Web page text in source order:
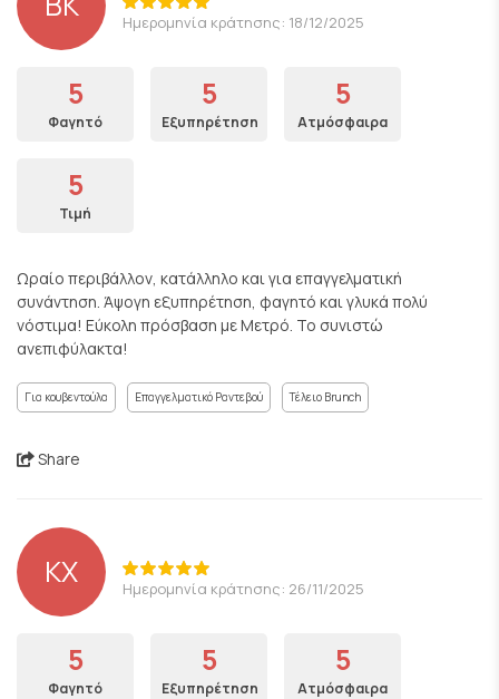
Ημερομηνία κράτησης: 18/12/2025
5
Φαγητό
5
Εξυπηρέτηση
5
Ατμόσφαιρα
5
Τιμή
Ωραίο περιβάλλον, κατάλληλο και για επαγγελματική
συνάντηση. Άψογη εξυπηρέτηση, φαγητό και γλυκά πολύ
νόστιμα! Εύκολη πρόσβαση με Μετρό. Το συνιστώ
ανεπιφύλακτα!
Για κουβεντούλα Επαγγελματικό Ραντεβού Τέλειο Brunch
Share
KX Ημερομηνία κράτησης: 26/11/2025
5
Φαγητό
5
Εξυπηρέτηση
5
Ατμόσφαιρα